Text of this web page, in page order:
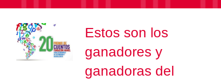
Estos son los
ganadores y
ganadoras del